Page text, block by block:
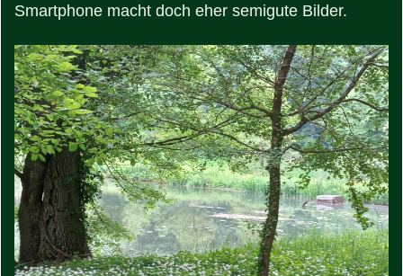
Smartphone macht doch eher semigute Bilder.